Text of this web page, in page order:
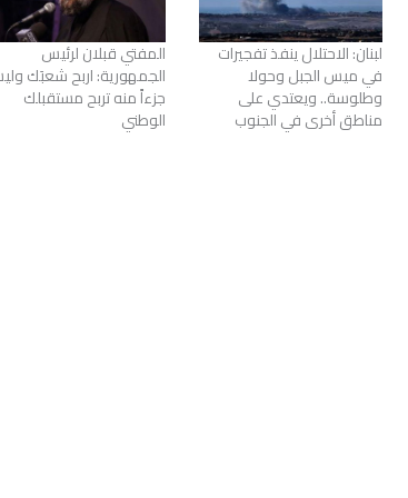
لبنان: الاحتلال ينفذ تفجيرات
في ميس الجبل وحولا
وطلوسة.. ويعتدي على
مناطق أخرى في الجنوب
المفتي قبلان لرئيس
الجمهورية: اربح شعبَك
جزءاً منه تربح مستقبلك
الوطني